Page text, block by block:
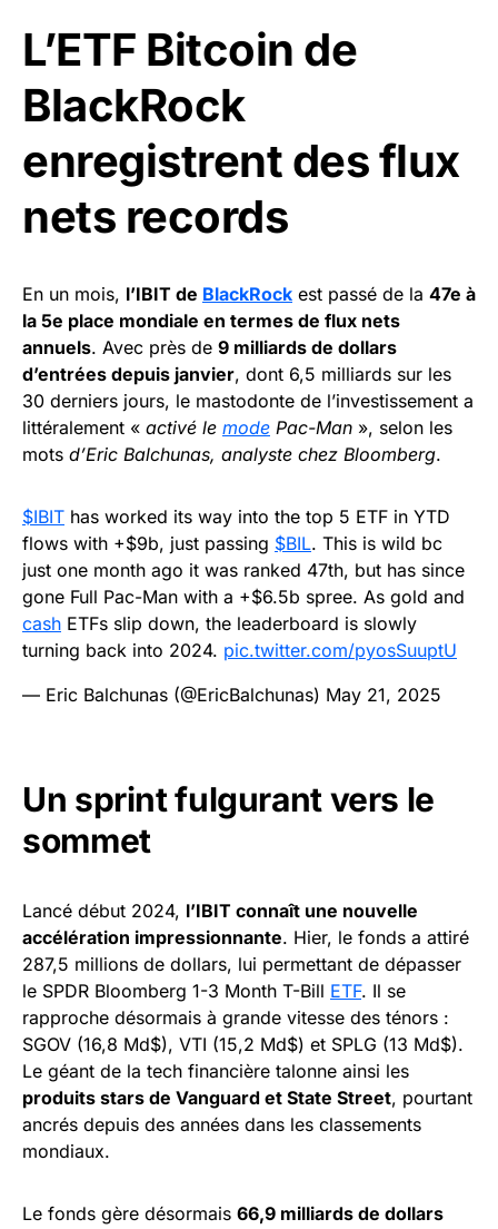
L’ETF Bitcoin de
BlackRock
enregistrent des flux
nets records
En un mois, l’IBIT de BlackRock est passé de la 47e à
la 5e place mondiale en termes de flux nets
annuels. Avec près de 9 milliards de dollars
d’entrées depuis janvier, dont 6,5 milliards sur les
30 derniers jours, le mastodonte de l’investissement a
littéralement « activé le mode Pac-Man », selon les
mots d’Eric Balchunas, analyste chez Bloomberg.
$IBIT has worked its way into the top 5 ETF in YTD
flows with +$9b, just passing $BIL. This is wild bc
just one month ago it was ranked 47th, but has since
gone Full Pac-Man with a +$6.5b spree. As gold and
cash ETFs slip down, the leaderboard is slowly
turning back into 2024. pic.twitter.com/pyosSuuptU
— Eric Balchunas (@EricBalchunas) May 21, 2025
Un sprint fulgurant vers le
sommet
Lancé début 2024, l’IBIT connaît une nouvelle
accélération impressionnante. Hier, le fonds a attiré
287,5 millions de dollars, lui permettant de dépasser
le SPDR Bloomberg 1-3 Month T-Bill ETF. Il se
rapproche désormais à grande vitesse des ténors :
SGOV (16,8 Md$), VTI (15,2 Md$) et SPLG (13 Md$).
Le géant de la tech financière talonne ainsi les
produits stars de Vanguard et State Street, pourtant
ancrés depuis des années dans les classements
mondiaux.
Le fonds gère désormais 66,9 milliards de dollars